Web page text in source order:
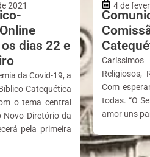
2021
dias 22 e
da Covid-19, a
Catequética
o tema central
Novo Diretório da
pela primeira
4 de
Religiosos,
Com
todas. “O
amor uns